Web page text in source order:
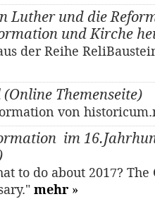
Luther und die
und Kirche
der Reihe
Themenseite)
von
im
to do about 2017?
mehr »